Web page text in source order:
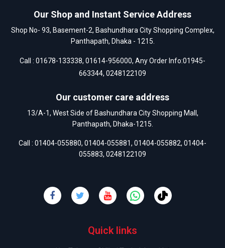
Our Shop and Instant Service Address
Shop No- 93, Basement-2, Bashundhara City Shopping Complex,
Panthapath, Dhaka - 1215.
Call : 01678-133338, 01614-956000, Any Order Info:01945-
663344, 0248122109
Our customer care address
13/A-1, West Side of Bashundhara City Shopping Mall,
Panthapath, Dhaka-1215.
Call : 01404-055880, 01404-055881, 01404-055882, 01404-
055883, 0248122109
Quick links